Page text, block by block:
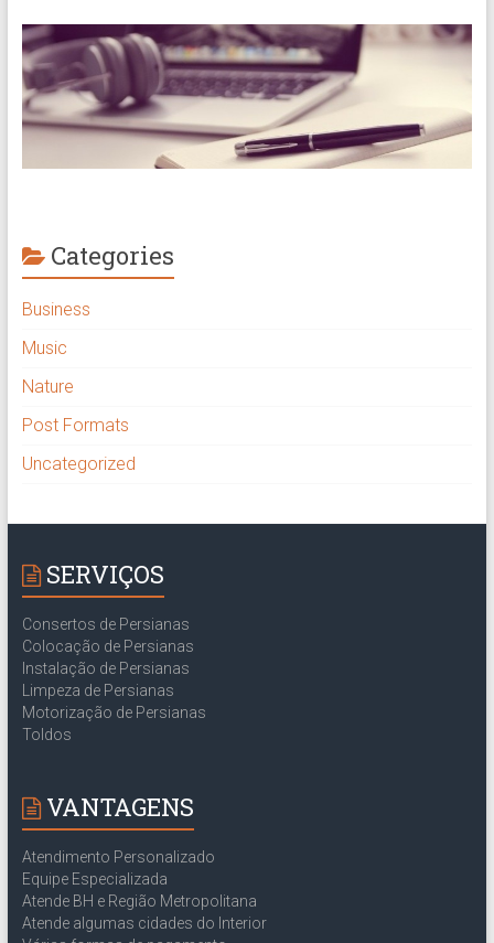
Categories
Business
Music
Nature
Post Formats
Uncategorized
SERVIÇOS
Consertos de Persianas
Colocação de Persianas
Instalação de Persianas
Limpeza de Persianas
Motorização de Persianas
Toldos
VANTAGENS
Atendimento Personalizado
Equipe Especializada
Atende BH e Região Metropolitana
Atende algumas cidades do Interior